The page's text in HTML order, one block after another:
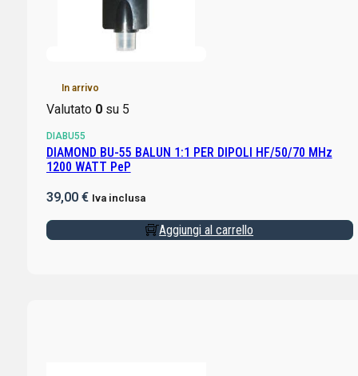
In arrivo
Valutato 0su 5
DIABU55
DIAMOND BU-55 BALUN 1:1 PER DIPOLI HF/50/70 MHz
1200 WATT PeP
39,00 € Iva inclusa
Aggiungi al carrello